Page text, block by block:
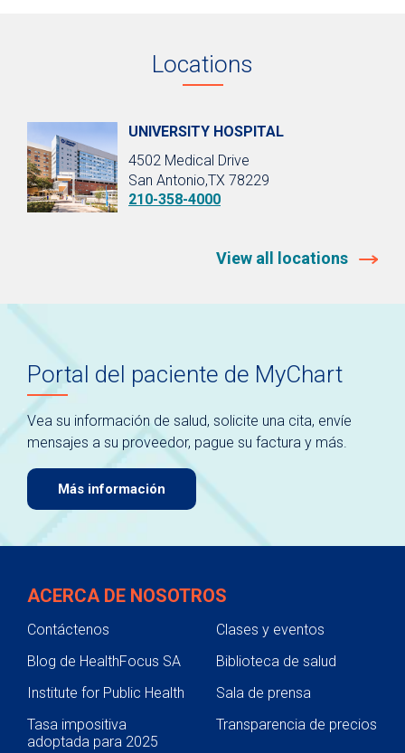
Locations
UNIVERSITY HOSPITAL
4502 Medical Drive
San Antonio,TX 78229
210-358-4000
View all locations
Portal del paciente de MyChart
Vea su información de salud, solicite una cita, envíe
mensajes a su proveedor, pague su factura y más.
Más información
ACERCA DE NOSOTROS
Contáctenos
Clases y eventos
Blog de HealthFocus SA
Biblioteca de salud
Institute for Public Health
Sala de prensa
Tasa impositiva
adoptada para 2025
Transparencia de precios